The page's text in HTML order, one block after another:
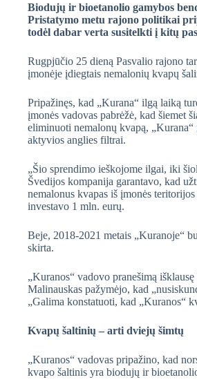
Biodujų ir bioetanolio gamybos
Pristatymo metu rajono politikai
todėl dabar verta susitelkti į kitų
Rugpjūčio 25 dieną Pasvalio rajono
įmonėje įdiegtais nemalonių kvapų
Pripažinęs, kad „Kurana“ ilgą laiką
įmonės vadovas pabrėžė, kad šiemet
eliminuoti nemalonų kvapą,
aktyvios anglies filtrai.
„Šio sprendimo ieškojome ilgai, iki
Švedijos kompanija garantavo, kad
nemalonus kvapas iš įmonės
investavo 1 mln. eurų.
Beje, 2018-2021 metais „Kuranoje“
skirta.
„Kuranos“ vadovo pranešimą
Malinauskas pažymėjo, kad
„Galima konstatuoti, kad „Kuranos“
Kvapų šaltinių – arti dviejų šimtų
„Kuranos“ vadovas pripažino, kad
kvapo šaltinis yra biodujų ir